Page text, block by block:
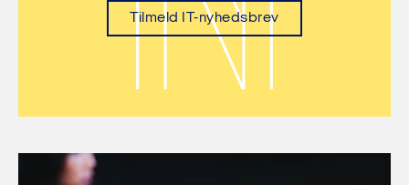
Tilmeld IT-nyhedsbrev